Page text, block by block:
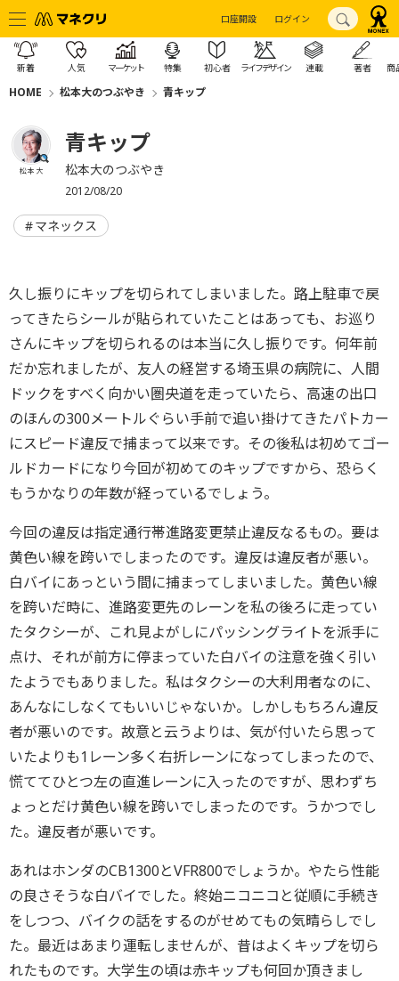
口座開設 ログイン
新着 人気 マーケット 特集 初心者 ライフデザイン 連載 著者 商
HOME 松本大のつぶやき 青キップ
松本 大
青キップ
松本大のつぶやき
2012/08/20
マネックス
久し振りにキップを切られてしまいました。路上駐車で戻
ってきたらシールが貼られていたことはあっても、お巡り
さんにキップを切られるのは本当に久し振りです。何年前
だか忘れましたが、友人の経営する埼玉県の病院に、人間
ドックをすべく向かい圏央道を走っていたら、高速の出口
のほんの300メートルぐらい手前で追い掛けてきたパトカー
にスピード違反で捕まって以来です。その後私は初めてゴー
ルドカードになり今回が初めてのキップですから、恐らく
もうかなりの年数が経っているでしょう。
今回の違反は指定通行帯進路変更禁止違反なるもの。要は
黄色い線を跨いでしまったのです。違反は違反者が悪い。
白バイにあっという間に捕まってしまいました。黄色い線
を跨いだ時に、進路変更先のレーンを私の後ろに走ってい
たタクシーが、これ見よがしにパッシングライトを派手に
点け、それが前方に停まっていた白バイの注意を強く引い
たようでもありました。私はタクシーの大利用者なのに、
あんなにしなくてもいいじゃないか。しかしもちろん違反
者が悪いのです。故意と云うよりは、気が付いたら思って
いたよりも1レーン多く右折レーンになってしまったので、
慌ててひとつ左の直進レーンに入ったのですが、思わずち
ょっとだけ黄色い線を跨いでしまったのです。うかつでし
た。違反者が悪いです。
あれはホンダのCB1300とVFR800でしょうか。やたら性能
の良さそうな白バイでした。終始ニコニコと従順に手続き
をしつつ、バイクの話をするのがせめてもの気晴らしでし
た。最近はあまり運転しませんが、昔はよくキップを切ら
れたものです。大学生の頃は赤キップも何回か頂きまし